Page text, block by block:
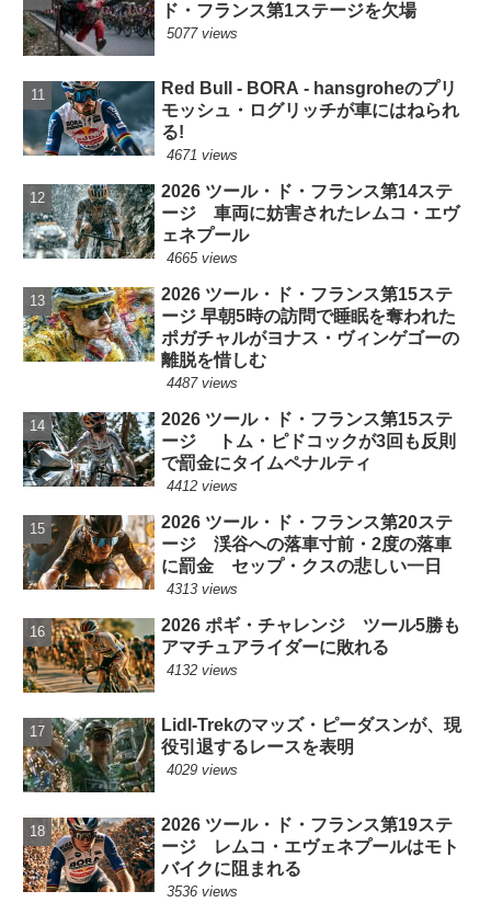
ド・フランス第1ステージを欠場
5077 views
Red Bull - BORA - hansgroheのプリ
モッシュ・ログリッチが車にはねられ
る!
4671 views
2026 ツール・ド・フランス第14ステ
ージ 車両に妨害されたレムコ・エヴ
ェネプール
4665 views
2026 ツール・ド・フランス第15ステ
ージ 早朝5時の訪問で睡眠を奪われた
ポガチャルがヨナス・ヴィンゲゴーの
離脱を惜しむ
4487 views
2026 ツール・ド・フランス第15ステ
ージ トム・ピドコックが3回も反則
で罰金にタイムペナルティ
4412 views
2026 ツール・ド・フランス第20ステ
ージ 渓谷への落車寸前・2度の落車
に罰金 セップ・クスの悲しい一日
4313 views
2026 ポギ・チャレンジ ツール5勝も
アマチュアライダーに敗れる
4132 views
Lidl-Trekのマッズ・ピーダスンが、現
役引退するレースを表明
4029 views
2026 ツール・ド・フランス第19ステ
ージ レムコ・エヴェネプールはモト
バイクに阻まれる
3536 views